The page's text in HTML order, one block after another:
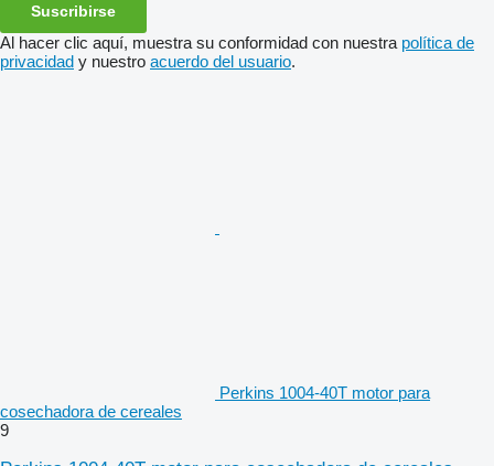
Suscribirse
Al hacer clic aquí, muestra su conformidad con nuestra política de
privacidad y nuestro acuerdo del usuario.
Perkins 1004-40T motor para
cosechadora de cereales
9